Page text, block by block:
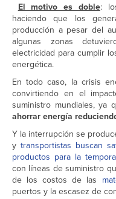
El motivo es doble:
haciendo que los
producción a pesar del
algunas zonas
electricidad para cumplir
energética.
En todo caso, la crisis
convirtiendo en el
suministro mundiales, ya
ahorrar energía
Y la interrupción se
y transportistas buscan
productos para la
con líneas de suministro
de los costos de las
puertos y la escasez de